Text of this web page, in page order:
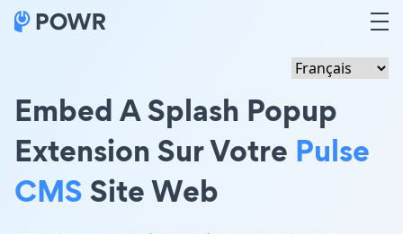
Embed A Splash Popup
Extension Sur Votre Pulse
CMSSite Web